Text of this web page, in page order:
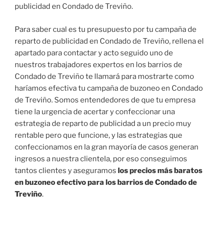
publicidad en Condado de Treviño.
Para saber cual es tu presupuesto por tu campaña de
reparto de publicidad en Condado de Treviño, rellena el
apartado para contactar y acto seguido uno de
nuestros trabajadores expertos en los barrios de
Condado de Treviño te llamará para mostrarte como
haríamos efectiva tu campaña de buzoneo en Condado
de Treviño. Somos entendedores de que tu empresa
tiene la urgencia de acertar y confeccionar una
estrategia de reparto de publicidad a un precio muy
rentable pero que funcione, y las estrategias que
confeccionamos en la gran mayoría de casos generan
ingresos a nuestra clientela, por eso conseguimos
tantos clientes y aseguramos los precios más baratos
en buzoneo efectivo para los barrios de Condado de
Treviño.